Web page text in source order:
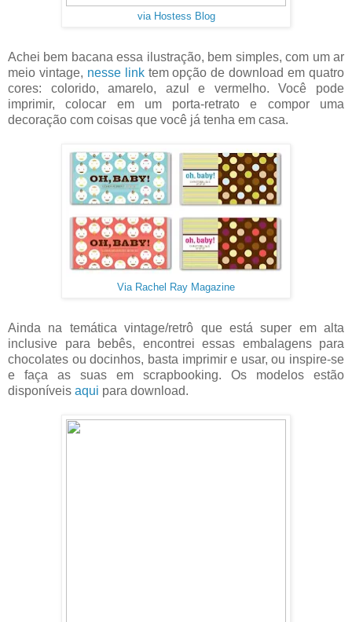
via Hostess Blog
Achei bem bacana essa ilustração, bem simples, com um ar
meio vintage, nesse linktem opção de download em quatro
cores: colorido, amarelo, azul e vermelho. Você pode
imprimir, colocar em um porta-retrato e compor uma
decoração com coisas que você já tenha em casa.
Via Rachel Ray Magazine
Ainda na temática vintage/retrô que está super em alta
inclusive para bebês, encontrei essas embalagens para
chocolates ou docinhos, basta imprimir e usar, ou inspire-se
e faça as suas em scrapbooking. Os modelos estão
disponíveis aqui para download.